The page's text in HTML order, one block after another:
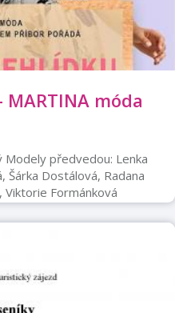
móda
předvedou: Lenka
Šárka Dostálová, Radana
Formánková
Vstupné 150,- Kč